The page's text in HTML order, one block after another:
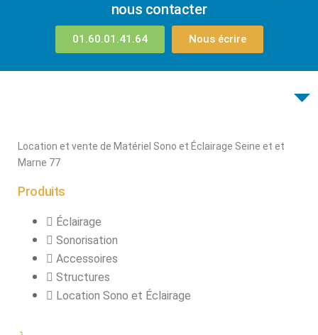
nous contacter
01.60.01.41.64 Nous écrire
Location et vente de Matériel Sono et Éclairage Seine et et
Marne 77
Produits
Éclairage
Sonorisation
Accessoires
Structures
Location Sono et Éclairage